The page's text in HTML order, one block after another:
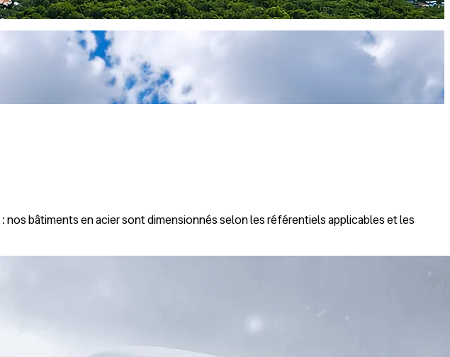
nos bâtiments en acier sont dimensionnés selon les référentiels applicables et les